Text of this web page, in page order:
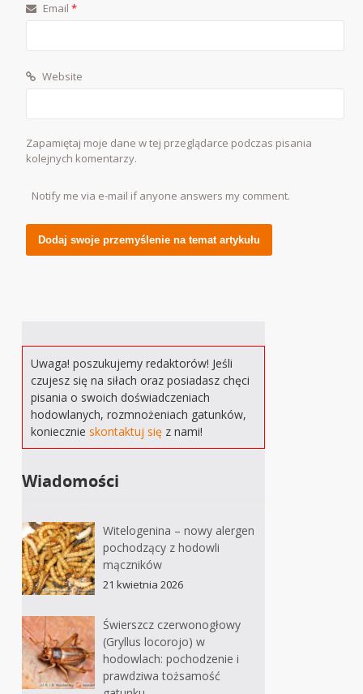
Email*
Website
Zapamiętaj moje dane w tej przeglądarce podczas pisania
kolejnych komentarzy.
Notify me via e-mail if anyone answers my comment.
Uwaga! poszukujemy redaktorów! Jeśli
czujesz się na siłach oraz posiadasz chęci
pisania o swoich doświadczeniach
hodowlanych, rozmnożeniach gatunków,
koniecznieskontaktuj się z nami!
Wiadomości
Witelogenina – nowy alergen
pochodzący z hodowli
mączników
21 kwietnia 2026
Świerszcz czerwonogłowy
(Gryllus locorojo) w
hodowlach: pochodzenie i
prawdziwa tożsamość